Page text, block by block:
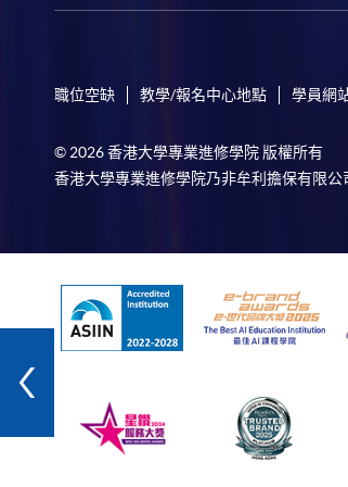
職位空缺 教學/報名中心地點 學員網
© 2026 香港大學專業進修學院 版權所有
香港大學專業進修學院乃非牟利擔保有限公